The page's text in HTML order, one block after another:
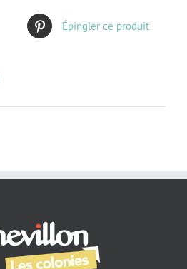
Épingler ce produit